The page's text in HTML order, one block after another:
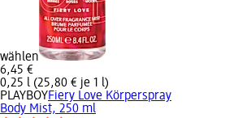
wählen
6,45 €
0,25 l (25,80 € je 1 l)
PLAYBOYFiery Love Körperspray
Body Mist, 250 ml